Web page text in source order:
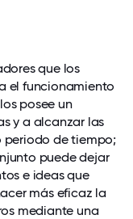
que los
el funcionamiento
posee un
y a alcanzar las
periodo de tiempo;
puede dejar
e ideas que
más eficaz la
mediante una